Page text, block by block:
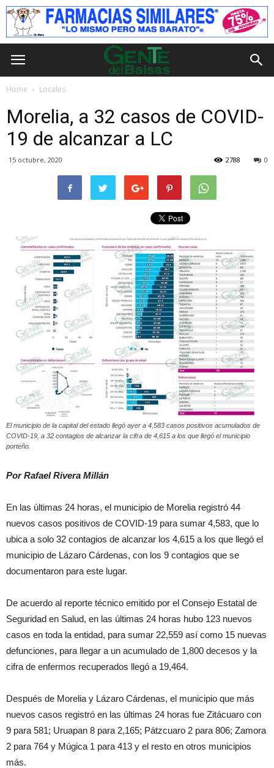
Home Locales
Morelia, a 32 casos de COVID-
19 de alcanzar a LC
15 octubre, 2020 0
2788
El municipio de la capital del estado llegó ayer a 4,583 casos positivos acumulados de
COVID-19, a 32 contagios de alcanzar la cifra de 4,615 a los que llegó el municipio
porteño.
Por Rafael Rivera Millán
En las últimas 24 horas, el municipio de Morelia registró 44
nuevos casos positivos de COVID-19 para sumar 4,583, que lo
ubica a solo 32 contagios de alcanzar los 4,615 a los que llegó el
municipio de Lázaro Cárdenas, con los 9 contagios que se
documentaron para este lugar.
De acuerdo al reporte técnico emitido por el Consejo Estatal de
Seguridad en Salud, en las últimas 24 horas hubo 123 nuevos
casos en toda la entidad, para sumar 22,559 así como 15 nuevas
defunciones, para llegar a un acumulado de 1,800 decesos y la
cifra de enfermos recuperados llegó a 19,464.
Después de Morelia y Lázaro Cárdenas, el municipio que más
nuevos casos registró en las últimas 24 horas fue Zitácuaro con
9 para 581; Uruapan 8 para 2,165; Pátzcuaro 2 para 806; Zamora
2 para 764 y Múgica 1 para 413 y el resto en otros municipios
más.